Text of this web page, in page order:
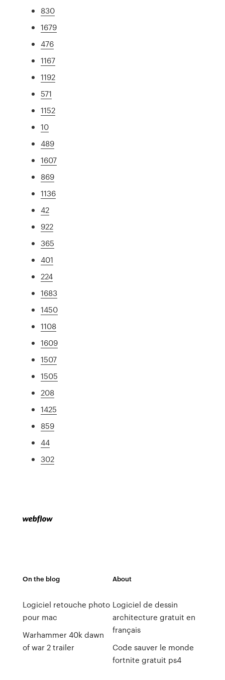
830
1679
476
1167
1192
571
1152
10
489
1607
869
1136
42
922
365
401
224
1683
1450
1108
1609
1507
1505
208
1425
859
44
302
On the blog
Logiciel retouche photo
pour mac
Warhammer 40k dawn
of war 2 trailer
About
Logiciel de dessin
architecture gratuit en
français
Code sauver le monde
fortnite gratuit ps4